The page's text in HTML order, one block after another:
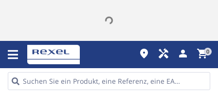
place handyman person shopping_cart0